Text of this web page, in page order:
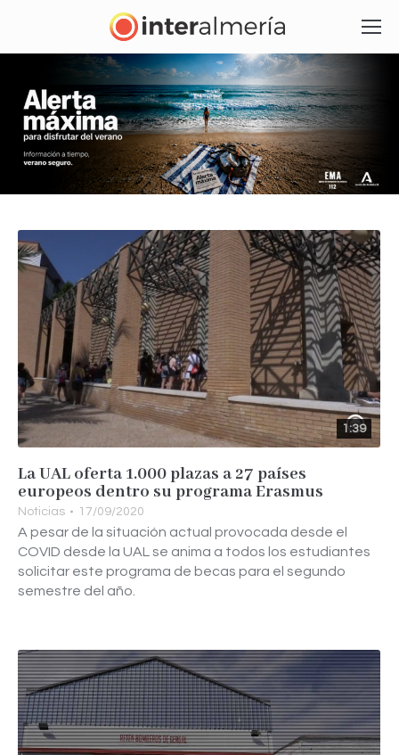
1:39
La UAL oferta 1.000 plazas a 27 países
europeos dentro su programa Erasmus
Noticias 17/09/2020
A pesar de la situación actual provocada desde el
COVID desde la UAL se anima a todos los estudiantes
solicitar este programa de becas para el segundo
semestre del año.